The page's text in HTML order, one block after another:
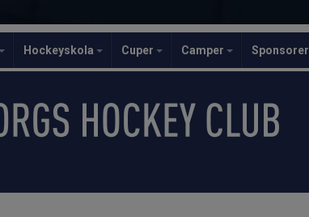
Hockeyskola Cuper Camper Sponsorer